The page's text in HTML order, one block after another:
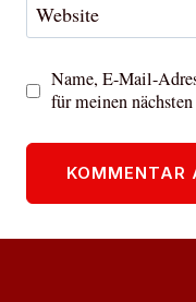
Website
Name, E-Mail-
für meinen